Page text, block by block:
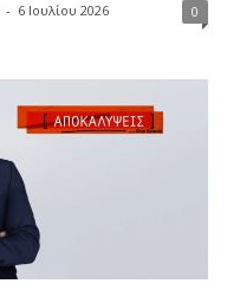
- 6 Ιουλίου 2026 0